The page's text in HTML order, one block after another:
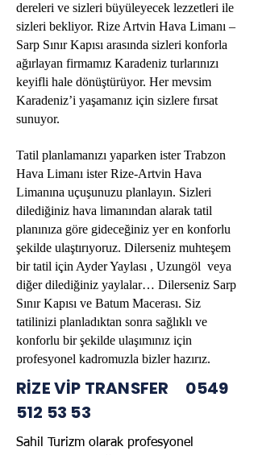
dereleri ve sizleri büyüleyecek lezzetleri ile
sizleri bekliyor. Rize Artvin Hava Limanı –
Sarp Sınır Kapısı arasında sizleri konforla
ağırlayan firmamız Karadeniz turlarınızı
keyifli hale dönüştürüyor. Her mevsim
Karadeniz’i yaşamanız için sizlere fırsat
sunuyor.
Tatil planlamanızı yaparken ister Trabzon
Hava Limanı ister Rize-Artvin Hava
Limanına uçuşunuzu planlayın. Sizleri
dilediğiniz hava limanından alarak tatil
planınıza göre gideceğiniz yer en konforlu
şekilde ulaştırıyoruz. Dilerseniz muhteşem
bir tatil için Ayder Yaylası , Uzungöl veya
diğer dilediğiniz yaylalar… Dilerseniz Sarp
Sınır Kapısı ve Batum Macerası. Siz
tatilinizi planladıktan sonra sağlıklı ve
konforlu bir şekilde ulaşımınız için
profesyonel kadromuzla bizler hazırız.
RİZE VİP TRANSFER 0549
512 53 53
Sahil Turizm olarak profesyonel